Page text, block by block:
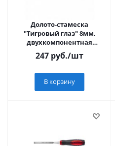
Долото-стамеска
"Тигровый глаз" 8мм,
двухкомпонентная
обрезин. ручка "MATRIX"
247 руб./шт
В корзину